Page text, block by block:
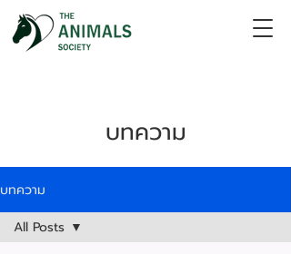
บทความ
บทความ
All Posts